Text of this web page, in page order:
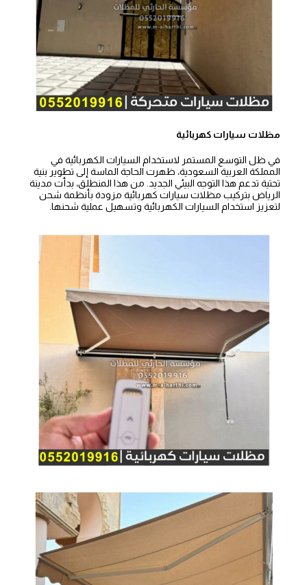
مظلات سيارات كهربائية
في ظل التوسع المستمر لاستخدام السيارات الكهربائية في
المملكة العربية السعودية، ظهرت الحاجة الماسة إلى تطوير بنية
تحتية تدعم هذا التوجه البيئي الجديد. من هذا المنطلق، بدأت مدينة
الرياض بتركيب مظلات سيارات كهربائية مزودة بأنظمة شحن
لتعزيز استخدام السيارات الكهربائية وتسهيل عملية شحنها.